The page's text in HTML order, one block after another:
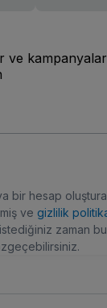
ve
bir hesap
ve gizlilik
zaman